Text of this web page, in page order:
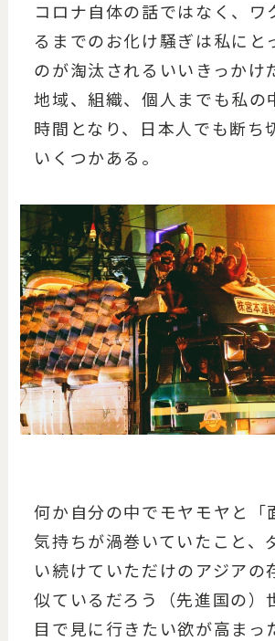
コロナ自体の話ではなく、ワ
るまでのお化け騒ぎは私にと
のが淘汰されるいいきっかけ
地域、組織、個人までも私の
時間となり、日本人でも断ち
いくつかある。
何か自分の中でモヤモヤと「
気持ちが渦巻いていたこと、
い続けていただけのアジアの
似ているだろう（先進国の）
目で見に行きたい欲が高まっ